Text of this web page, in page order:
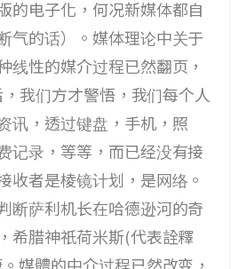
的电子化，何况新媒体都自
气的话）。媒体理论中关于
性的媒介过程已然翻页，
我们方才警悟，我们每个人
讯，透过键盘，手机，照
记录，等等，而已经没有接
收者是棱镜计划，是网络。
断萨利机长在哈德逊河的奇
希腊神祇荷米斯(代表詮釋